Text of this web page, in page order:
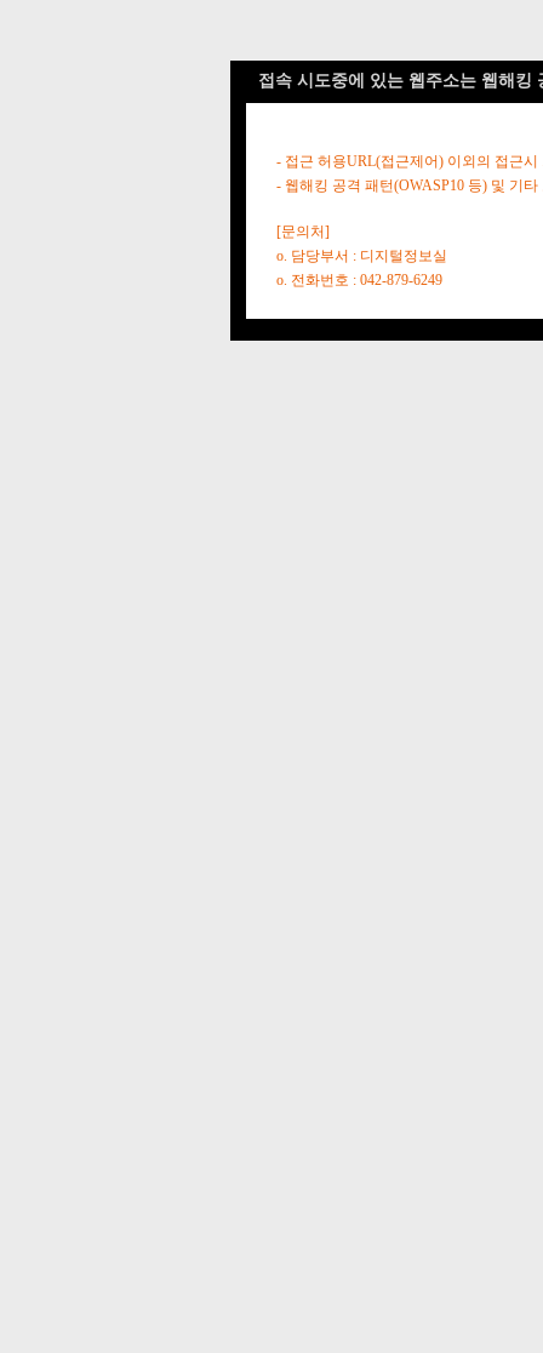
접속 시도중에 있는 웹주소는 웹해킹
- 접근 허용URL(접근제어) 이외의 접근시
- 웹해킹 공격 패턴(OWASP10 등) 및 기
[문의처]
o. 담당부서 : 디지털정보실
o. 전화번호 : 042-879-6249